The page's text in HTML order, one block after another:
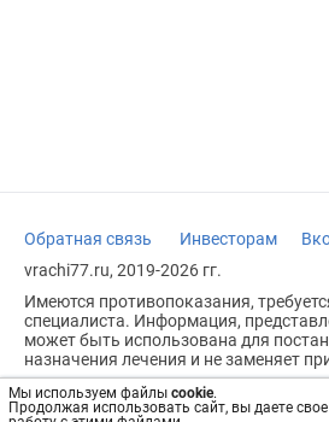
Мы используем файлы cookie.
Продолжая использовать сайт, вы даете свое
Обратная связь Инвесторам
vrachi77.ru, 2019-2026 гг.
Имеются противопоказания,
специалиста. Информация,
может быть использована для
назначения лечения и не заменяет
Возрастное ограничение: 18+